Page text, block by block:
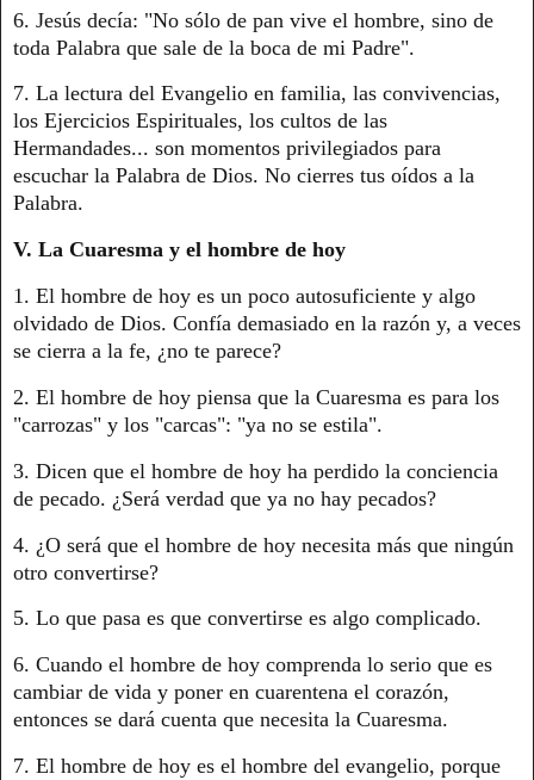
6. Jesús decía: "No sólo de pan vive el hombre, sino de
toda Palabra que sale de la boca de mi Padre".
7. La lectura del Evangelio en familia, las convivencias,
los Ejercicios Espirituales, los cultos de las
Hermandades... son momentos privilegiados para
escuchar la Palabra de Dios. No cierres tus oídos a la
Palabra.
V. La Cuaresma y el hombre de hoy
1. El hombre de hoy es un poco autosuficiente y algo
olvidado de Dios. Confía demasiado en la razón y, a veces
se cierra a la fe, ¿no te parece?
2. El hombre de hoy piensa que la Cuaresma es para los
"carrozas" y los "carcas": "ya no se estila".
3. Dicen que el hombre de hoy ha perdido la conciencia
de pecado. ¿Será verdad que ya no hay pecados?
4. ¿O será que el hombre de hoy necesita más que ningún
otro convertirse?
5. Lo que pasa es que convertirse es algo complicado.
6. Cuando el hombre de hoy comprenda lo serio que es
cambiar de vida y poner en cuarentena el corazón,
entonces se dará cuenta que necesita la Cuaresma.
7. El hombre de hoy es el hombre del evangelio, porque